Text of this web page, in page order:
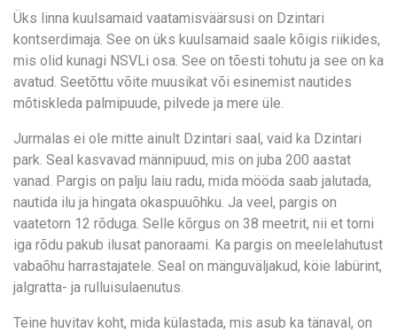
Üks linna kuulsamaid vaatamisväärsusi on Dzintari
kontserdimaja. See on üks kuulsamaid saale kõigis riikides,
mis olid kunagi NSVLi osa. See on tõesti tohutu ja see on ka
avatud. Seetõttu võite muusikat või esinemist nautides
mõtiskleda palmipuude, pilvede ja mere üle.
Jurmalas ei ole mitte ainult Dzintari saal, vaid ka Dzintari
park. Seal kasvavad männipuud, mis on juba 200 aastat
vanad. Pargis on palju laiu radu, mida mööda saab jalutada,
nautida ilu ja hingata okaspuuõhku. Ja veel, pargis on
vaatetorn 12 rõduga. Selle kõrgus on 38 meetrit, nii et torni
iga rõdu pakub ilusat panoraami. Ka pargis on meelelahutust
vabaõhu harrastajatele. Seal on mänguväljakud, köie labürint,
jalgratta- ja rulluisulaenutus.
Teine huvitav koht, mida külastada, mis asub ka tänaval, on